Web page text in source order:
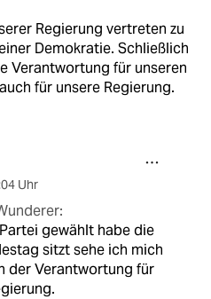
Regierung vertreten zu
Demokratie. Schließlich
Verantwortung für unseren
für unsere Regierung.
Uhr
gewählt habe die
sitzt sehe ich mich
der Verantwortung für